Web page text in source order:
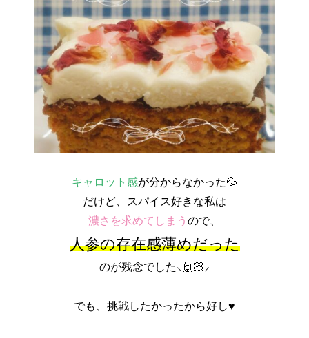
キャロット感が分からなかった💦
だけど、スパイス好きな私は
濃さを求めてしまう ので、
人参の存在感薄めだった
のが残念でした⸜🙌🏻⸝‍
でも、挑戦したかったから好し♥️